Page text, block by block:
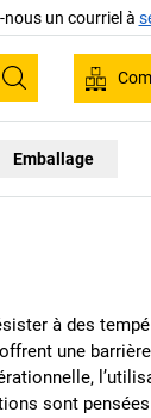
nous un courriel à
Recherche
Emballage
à des
une
sont